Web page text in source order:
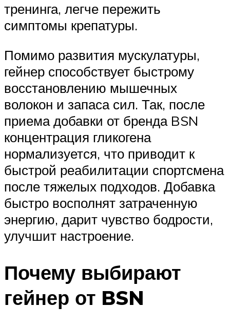
тренинга, легче пережить
симптомы крепатуры.
Помимо развития мускулатуры,
гейнер способствует быстрому
восстановлению мышечных
волокон и запаса сил. Так, после
приема добавки от бренда BSN
концентрация гликогена
нормализуется, что приводит к
быстрой реабилитации спортсмена
после тяжелых подходов. Добавка
быстро восполнят затраченную
энергию, дарит чувство бодрости,
улучшит настроение.
Почему выбирают
гейнер от BSN